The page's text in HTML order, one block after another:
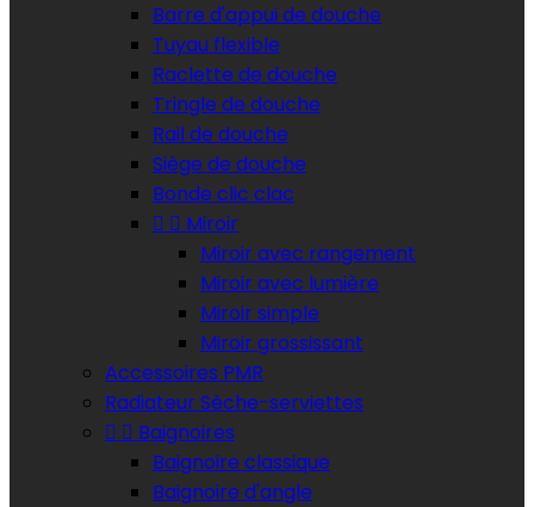
Barre d'appui de douche
Tuyau flexible
Raclette de douche
Tringle de douche‎
Rail de douche
Siège de douche
Bonde clic clac
  Miroir
Miroir avec rangement
Miroir avec lumière
Miroir simple
Miroir grossissant
Accessoires PMR
Radiateur Sèche-serviettes
  Baignoires
Baignoire classique
Baignoire d'angle